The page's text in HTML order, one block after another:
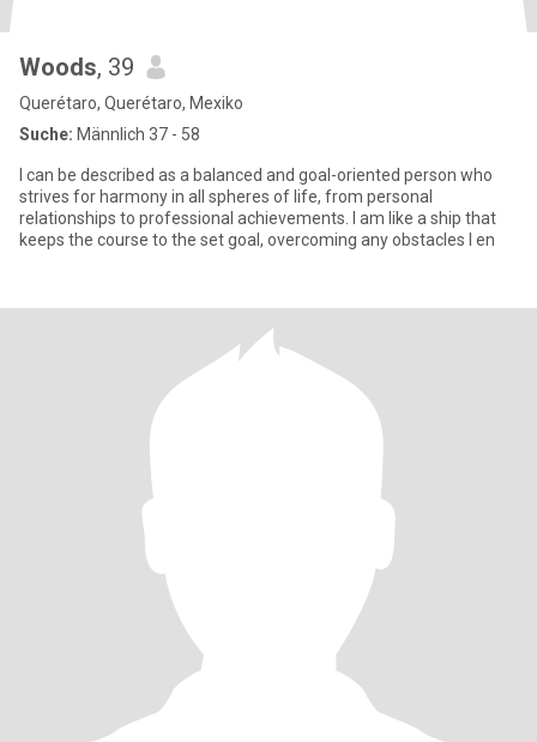
Woods, 39
Querétaro, Querétaro, Mexiko
Suche: Männlich 37 - 58
I can be described as a balanced and goal-oriented person who
strives for harmony in all spheres of life, from personal
relationships to professional achievements. I am like a ship that
keeps the course to the set goal, overcoming any obstacles I en